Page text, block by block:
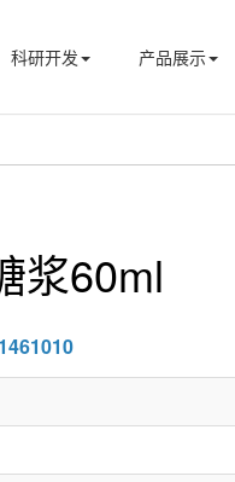
科研开发 产品展示
浆60ml